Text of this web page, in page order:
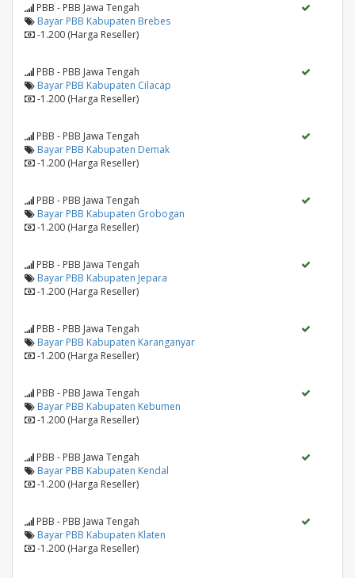
PBB - PBB Jawa Tengah
Bayar PBB Kabupaten Brebes
-1.200 (Harga Reseller)
PBB - PBB Jawa Tengah
Bayar PBB Kabupaten Cilacap
-1.200 (Harga Reseller)
PBB - PBB Jawa Tengah
Bayar PBB Kabupaten Demak
-1.200 (Harga Reseller)
PBB - PBB Jawa Tengah
Bayar PBB Kabupaten Grobogan
-1.200 (Harga Reseller)
PBB - PBB Jawa Tengah
Bayar PBB Kabupaten Jepara
-1.200 (Harga Reseller)
PBB - PBB Jawa Tengah
Bayar PBB Kabupaten Karanganyar
-1.200 (Harga Reseller)
PBB - PBB Jawa Tengah
Bayar PBB Kabupaten Kebumen
-1.200 (Harga Reseller)
PBB - PBB Jawa Tengah
Bayar PBB Kabupaten Kendal
-1.200 (Harga Reseller)
PBB - PBB Jawa Tengah
Bayar PBB Kabupaten Klaten
-1.200 (Harga Reseller)